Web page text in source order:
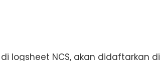
logsheet NCS, akan didaftarkan di